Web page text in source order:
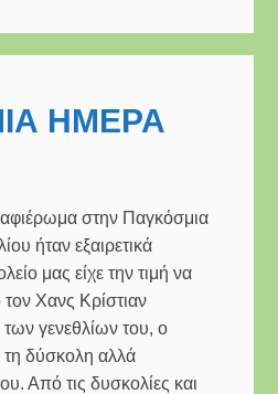
ΗΜΕΡΑ
αφιέρωμα στην Παγκόσμια
ήταν εξαιρετικά
μας είχε την τιμή να
τον Χανς Κρίστιαν
γενεθλίων του, ο
τη δύσκολη αλλά
Από τις δυσκολίες και